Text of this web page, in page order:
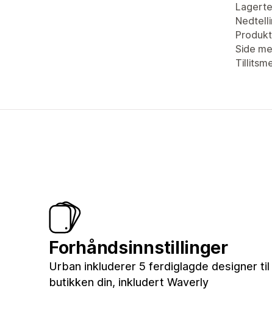
Side
Forhåndsinnstillinger
Urban inkluderer 5 ferdiglagde designer til
butikken din, inkludert Waverly